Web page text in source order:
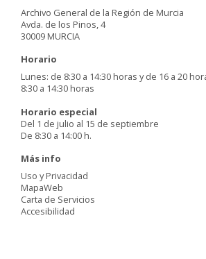
Archivo General de la Región de Murcia
Avda. de los Pinos, 4
30009 MURCIA
Horario
Lunes: de 8:30 a 14:30 horas y de 16 a 20
8:30 a 14:30 horas
Horario especial
Del 1 de julio al 15 de septiembre
De 8:30 a 14:00 h.
Más info
Uso y Privacidad
MapaWeb
Carta de Servicios
Accesibilidad